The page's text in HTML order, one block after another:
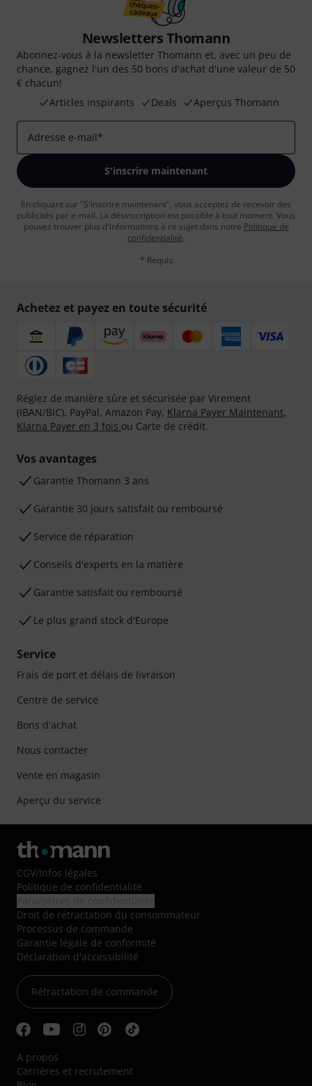
Newsletters Thomann
Abonnez-vous à la newsletter Thomann et, avec un peu de
chance, gagnez l'un des 50 bons d'achat d'une valeur de 50
€ chacun!
Articles inspirants
Deals Aperçus Thomann
Adresse e-mail*
S'inscrire maintenant
En cliquant sur "S'inscrire maintenant", vous acceptez de recevoir des
publicités par e-mail. La désinscription est possible à tout moment. Vous
pouvez trouver plus d'informations à ce sujet dans notre Politique de
confidentialité.
* Requis
Achetez et payez en toute sécurité
Réglez de manière sûre et sécurisée par Virement
(IBAN/BIC), PayPal, Amazon Pay, Klarna Payer Maintenant,
Klarna Payer en 3 fois ou Carte de crédit.
Vos avantages
Ga­ran­tie Thomann 3 ans
Garantie 30 jours satisfait ou remboursé
Service de réparation
Conseils d'experts en la matière
Garantie satisfait ou remboursé
Le plus grand stock d'Europe
Service
Frais de port et délais de livraison
Centre de service
Bons d'achat
Nous contacter
Vente en magasin
Aperçu du service
CGV/Infos légales
Politique de confidentialité
Droit de rétractation du consommateur
Processus de commande
Garantie légale de conformité
Déclaration d'accessibilité
Rétractation de commande
A propos
Carrières et recrutement